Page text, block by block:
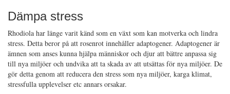
Dämpa stress
Rhodiola har länge varit känd som en växt som kan motverka och lindra
stress. Detta beror på att rosenrot innehåller adaptogener. Adaptogener är
ämnen som anses kunna hjälpa människor och djur att bättre anpassa sig
till nya miljöer och undvika att ta skada av att utsättas för nya miljöer. De
gör detta genom att reducera den stress som nya miljöer, karga klimat,
stressfulla upplevelser etc annars orsakar.